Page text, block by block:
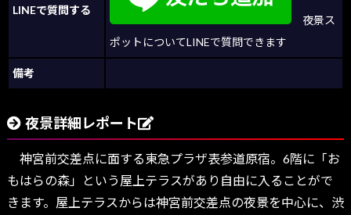
LINEで質問する
夜景ス
ポットについてLINEで質問できます
備考
夜景詳細レポート
神宮前交差点に面する東急プラザ表参道原宿。6階に「お
もはらの森」という屋上テラスがあり自由に入ることがで
きます。屋上テラスからは神宮前交差点の夜景を中心に、渋